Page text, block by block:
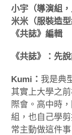
小宇（導演組，
米米（服裝造型
《共誌》編輯
《共誌》：先
Kumi：我是典
其實上大學之
際會。高中時
組，也自己學
常主動做這件